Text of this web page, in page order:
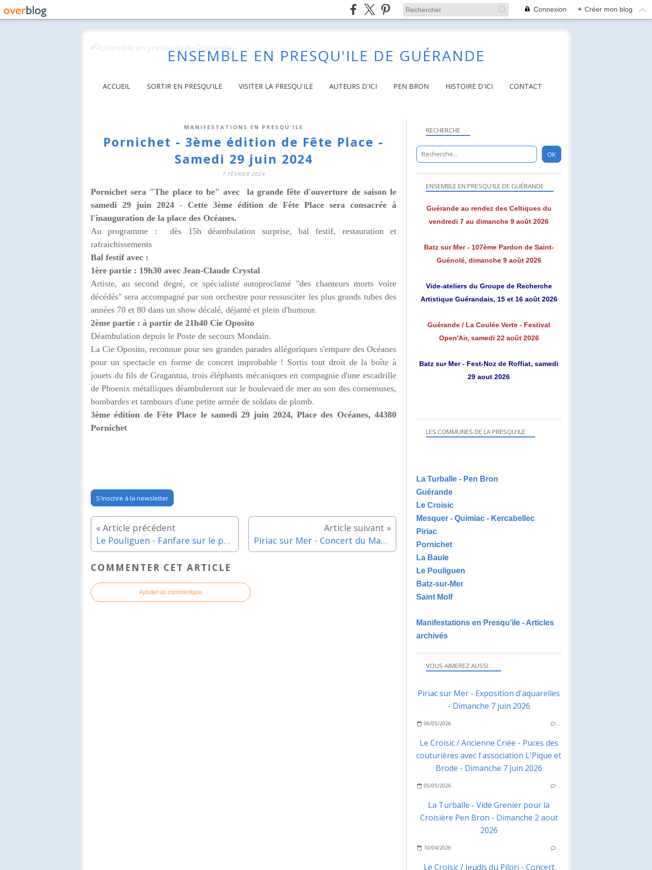
Connexion + Créer mon blog
ENSEMBLE EN PRESQU'ILE DE GUÉRANDE
ACCUEIL SORTIR EN PRESQU'ILE VISITER LA PRESQU'ILE AUTEURS D'ICI PEN BRON HISTOIRE D'ICI CONTACT
MANIFESTATIONS EN PRESQU'ILE
Pornichet - 3ème édition de Fête Place -
Samedi 29 juin 2024
7 FÉVRIER 2024
Pornichet sera "The place to be" avec la grande fête d'ouverture de saison le
samedi 29 juin 2024 - Cette 3ème édition de Fête Place sera consacrée à
l'inauguration de la place des Océanes.
Au programme : dès 15h déambulation surprise, bal festif, restauration et
rafraichissements
Bal festif avec :
1ère partie : 19h30 avec Jean-Claude Crystal
Artiste, au second degré, ce spécialiste autoproclamé "des chanteurs morts voire
décédés" sera accompagné par son orchestre pour ressusciter les plus grands tubes des
années 70 et 80 dans un show décalé, déjanté et plein d'humour.
2ème partie : à partir de 21h40 Cie Oposito
Déambulation depuis le Poste de secours Mondain.
La Cie Oposito, reconnue pour ses grandes parades allégoriques s'empare des Océanes
pour un spectacle en forme de concert improbable ! Sortis tout droit de la boîte à
jouets du fils de Gragantua, trois éléphants mécaniques en compagnie d'une escadrille
de Phoenix métalliques déambuleront sur le boulevard de mer au son des cornemuses,
bombardes et tambours d'une petite armée de soldats de plomb.
3ème édition de Fête Place le samedi 29 juin 2024, Place des Océanes, 44380
Pornichet
S'inscrire à la newsletter
Le Pouliguen - Fanfare sur le port "Grand Machin Chose" - Samedi 6 juillet 2024 Piriac sur Mer - Concert du Mardi avec Air Plane Cover - Mardi 9 juillet 2024
COMMENTER CET ARTICLE
Ajouter un commentaire
RECHERCHE
VOUS AIMEREZ AUSSI :
Piriac sur Mer - Exposition d'aquarelles
- Dimanche 7 juin 2026
06/05/2026 …
Le Croisic / Ancienne Criée - Puces des
couturières avec l'association L'Pique et
Brode - Dimanche 7 juin 2026
05/05/2026 …
La Turballe - Vide Grenier pour la
Croisière Pen Bron - Dimanche 2 aout
2026
10/04/2026 …
Le Croisic / Jeudis du Pilori - Concert
ENSEMBLE EN PRESQU'ILE DE GUÉRANDE
Guérande au rendez des Celtiques du
vendredi 7 au dimanche 9 août 2026
Batz sur Mer - 107ème Pardon de Saint-
Guénolé, dimanche 9 août 2026
Vide-ateliers du Groupe de Recherche
Artistique Guérandais, 15 et 16 août 2026
Guérande / La Coulée Verte - Festival
Open'Air, samedi 22 août 2026
Batz sur Mer - Fest-Noz de Roffiat, samedi
29 aout 2026
LES COMMUNES DE LA PRESQU'ILE
La Turballe - Pen Bron
Guérande
Le Croisic
Mesquer - Quimiac - Kercabellec
Piriac
Pornichet
La Baule
Le Pouliguen
Batz-sur-Mer
Saint Molf
Manifestations en Presqu'ile - Articles
archivés